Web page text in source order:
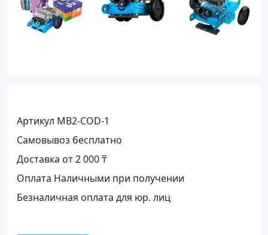
Артикул MB2-COD-1
Самовывоз бесплатно
Доставка от 2 000 ₸
Оплата Наличными при получении
Безналичная оплата для юр. лиц